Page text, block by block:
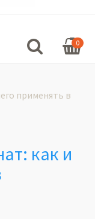
0
применять в
как и